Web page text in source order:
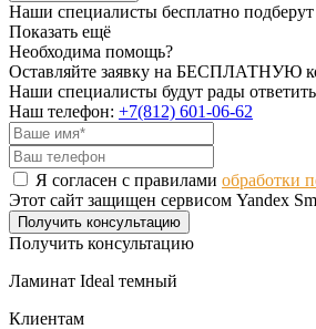
Наши специалисты бесплатно
Показать ещё
Необходима помощь?
Оставляйте заявку на БЕСПЛАТНУЮ
Наши специалисты будут рады
Наш телефон: +7(812) 601-06-62
Я согласен с правилами обработки
Этот сайт защищен сервисом Yandex
Получить консультацию
Получить консультацию
Ламинат Ideal темный
Клиентам